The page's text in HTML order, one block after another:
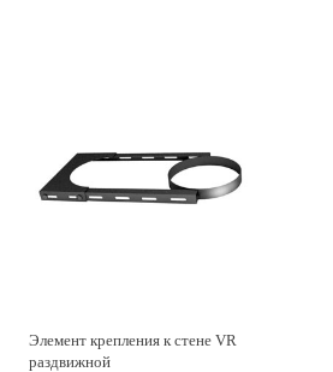
Элемент крепления к стене VR
раздвижной